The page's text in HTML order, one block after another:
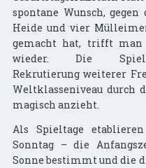
spontane Wunsch,
Heide und vier
gemacht hat, trifft man
wieder. Die
Rekrutierung weiterer
Weltklasseniveau durch
magisch anzieht.
Als Spieltage
Sonntag – die
Sonne bestimmt und die